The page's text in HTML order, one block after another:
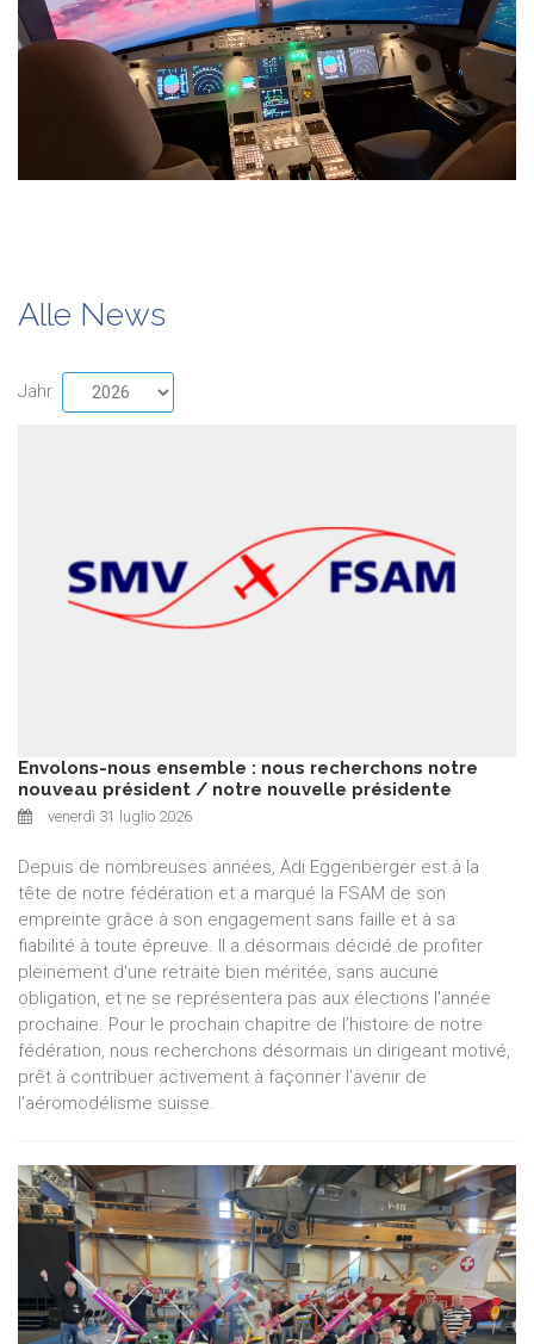
Alle News
Jahr
Envolons-nous ensemble : nous recherchons notre
nouveau président / notre nouvelle présidente
venerdì 31 luglio 2026
Depuis de nombreuses années, Adi Eggenberger est à la
tête de notre fédération et a marqué la FSAM de son
empreinte grâce à son engagement sans faille et à sa
fiabilité à toute épreuve. Il a désormais décidé de profiter
pleinement d'une retraite bien méritée, sans aucune
obligation, et ne se représentera pas aux élections l'année
prochaine. Pour le prochain chapitre de l’histoire de notre
fédération, nous recherchons désormais un dirigeant motivé,
prêt à contribuer activement à façonner l’avenir de
l’aéromodélisme suisse.